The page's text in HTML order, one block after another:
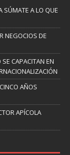
SÚMATE A LO QUE
NEGOCIOS DE
CAPACITAN EN
AÑOS
APÍCOLA